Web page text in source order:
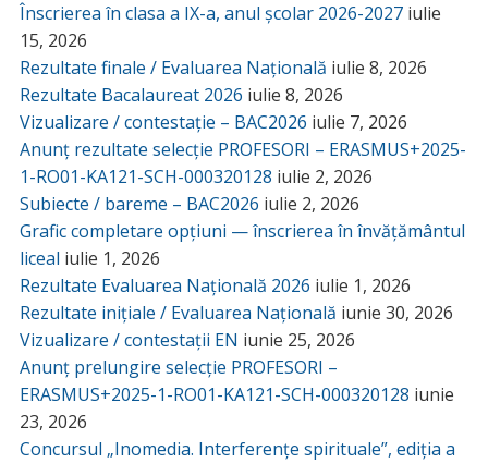
Înscrierea în clasa a IX-a, anul școlar 2026-2027 iulie
15, 2026
Rezultate finale / Evaluarea Națională iulie 8, 2026
Rezultate Bacalaureat 2026 iulie 8, 2026
Vizualizare / contestație – BAC2026 iulie 7, 2026
Anunț rezultate selecție PROFESORI – ERASMUS+2025-
1-RO01-KA121-SCH-000320128 iulie 2, 2026
Subiecte / bareme – BAC2026 iulie 2, 2026
Grafic completare opțiuni — înscrierea în învățământul
liceal iulie 1, 2026
Rezultate Evaluarea Națională 2026 iulie 1, 2026
Rezultate inițiale / Evaluarea Națională iunie 30, 2026
Vizualizare / contestații EN iunie 25, 2026
Anunț prelungire selecție PROFESORI –
ERASMUS+2025-1-RO01-KA121-SCH-000320128 iunie
23, 2026
Concursul „Inomedia. Interferențe spirituale”, ediția a